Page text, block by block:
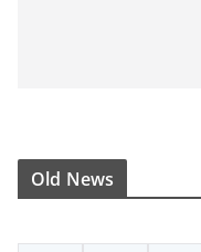
Old News